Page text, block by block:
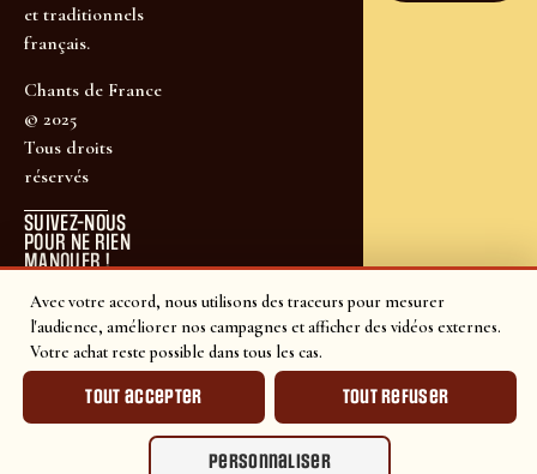
Avec votre accord, nous utilisons des traceurs pour mesurer
l'audience, améliorer nos campagnes et afficher des vidéos externes.
Votre achat reste possible dans tous les cas.
Tout accepter Tout refuser
Personnaliser
et traditionnels
français.
Chants de France
© 2025
Tous droits
réservés
SUIVEZ-NOUS
POUR NE RIEN
MANQUER !